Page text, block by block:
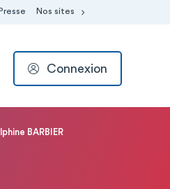
Presse Nos sites
Connexion
BARBIER